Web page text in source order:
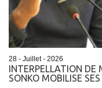
28 - Juillet - 2026
INTERPELLATION
SONKO MOBILISE